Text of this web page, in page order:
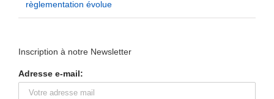
règlementation évolue
Inscription à notre Newsletter
Adresse e-mail: